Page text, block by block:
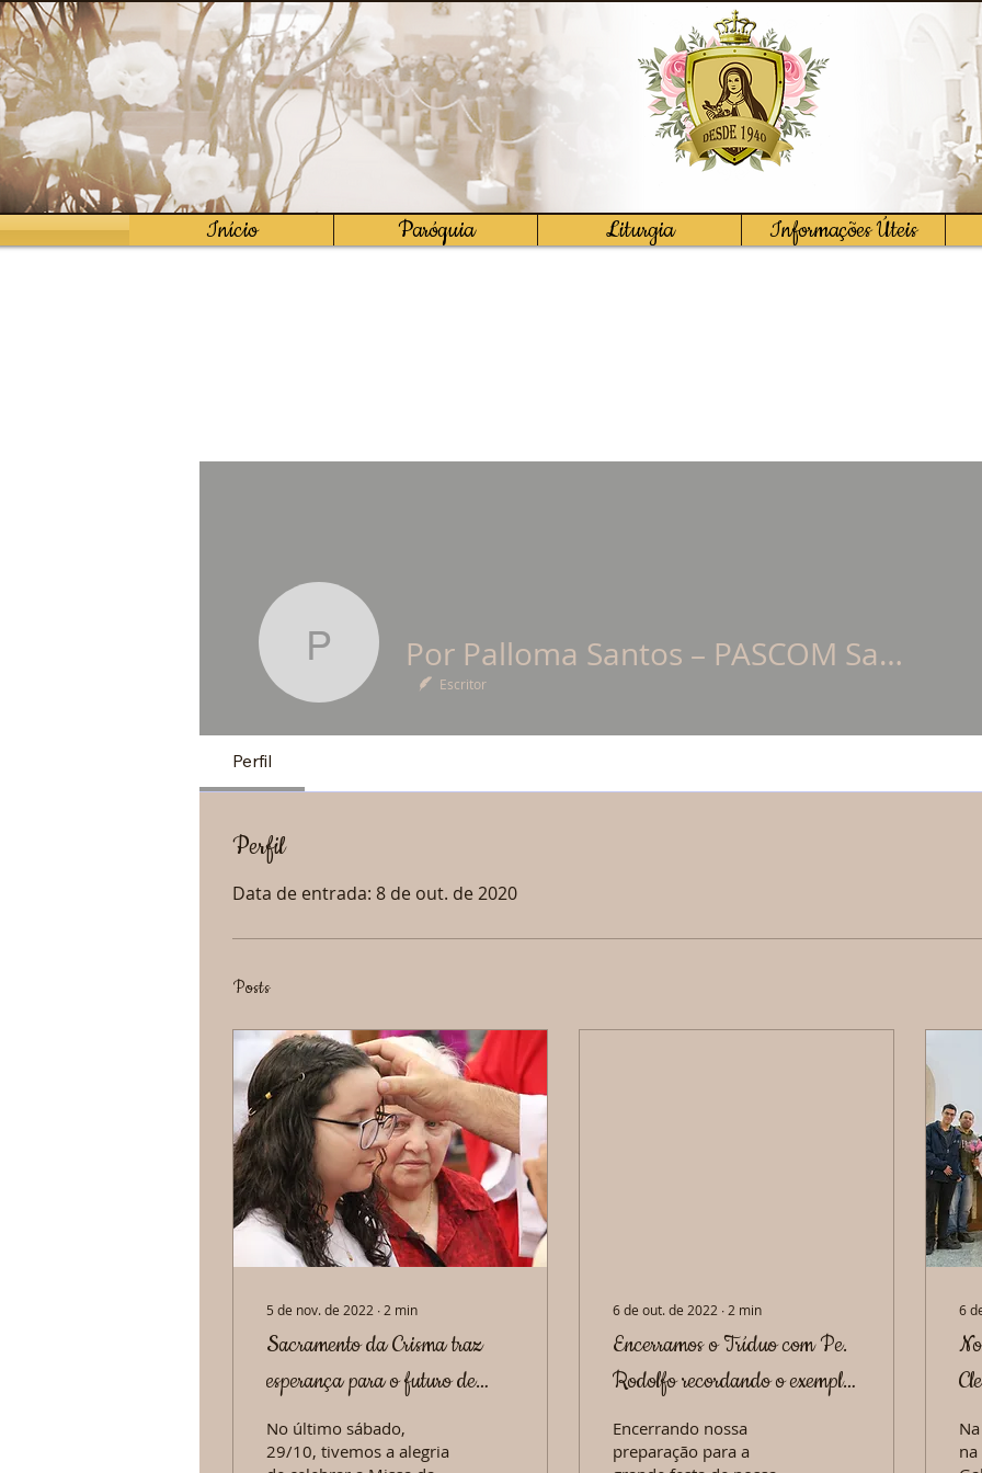
Início Paróquia Liturgia Informações Úteis
Por Palloma Santos – PASCOMPor Palloma Santos – PASCOM Santa Teresinha
Escritor
Perfil
Perfil
Data de entrada: 8 de out. de 2020
Posts
5 de nov. de 2022 ∙ 2 min
Sacramento da Crisma traz
esperança para o futuro de
nossa igreja
No último sábado,
29/10, tivemos a alegria
6 de out. de 2022 ∙ 2 min
Encerramos o Tríduo com Pe.
Rodolfo recordando o exemplo
de Santa Teresinha
Encerrando nossa
preparação para a
6